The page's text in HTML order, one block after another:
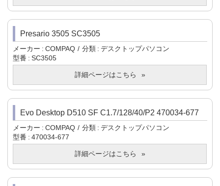
Presario 3505 SC3505
メーカー COMPAQ 分類
デスクトップパソコン
型番
SC3505
詳細ページはこちら
Evo Desktop D510 SF C1.7/128/40/P2 470034-677
メーカー COMPAQ 分類
デスクトップパソコン
型番
470034-677
詳細ページはこちら